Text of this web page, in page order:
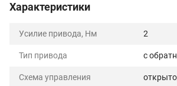
Характеристики
Усилие привода, Нм 2
Тип привода с
Схема управления